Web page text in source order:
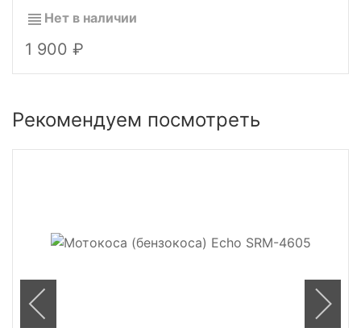
Нет в наличии
1 900
Рекомендуем посмотреть